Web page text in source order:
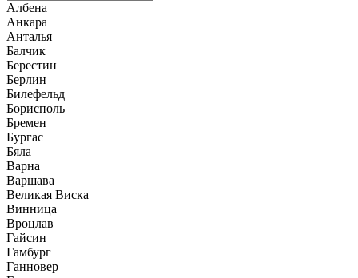
Албена
Анкара
Анталья
Балчик
Берестин
Берлин
Билефельд
Борисполь
Бремен
Бургас
Бяла
Варна
Варшава
Великая Виска
Винница
Вроцлав
Гайсин
Гамбург
Ганновер